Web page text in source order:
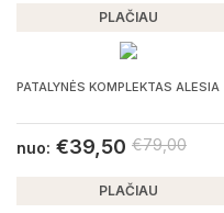
PLAČIAU
PATALYNĖS KOMPLEKTAS ALESIA
nuo: €39,50 €79,00
PLAČIAU